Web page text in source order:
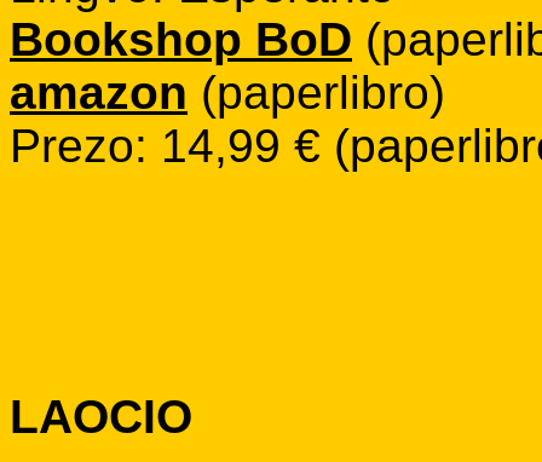
Bookshop BoD
amazon (paperlibro)
Prezo: 14,99 €
LAOCIO